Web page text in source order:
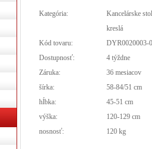
Kategória:
Kancelárske
kreslá
Kód tovaru:
DYR0020003-
Dostupnosť:
4 týždne
Záruka:
36 mesiacov
šírka:
58-84/51 cm
hĺbka:
45-51 cm
výška:
120-129 cm
nosnosť:
120 kg